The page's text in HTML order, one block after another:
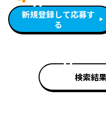
新規登録して応募す
る
検索結